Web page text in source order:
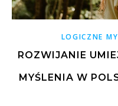
LOGICZNE
ROZWIJANIE
MYŚLENIA W